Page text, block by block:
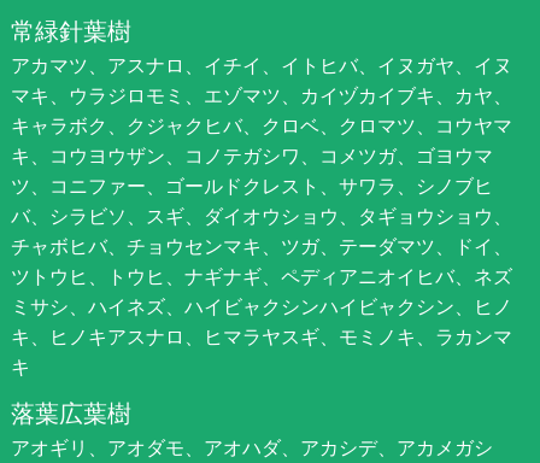
常緑針葉樹
アカマツ、アスナロ、イチイ、イトヒバ、イヌガヤ、イヌ
マキ、ウラジロモミ、エゾマツ、カイヅカイブキ、カヤ、
キャラボク、クジャクヒバ、クロベ、クロマツ、コウヤマ
キ、コウヨウザン、コノテガシワ、コメツガ、ゴヨウマ
ツ、コニファー、ゴールドクレスト、サワラ、シノブヒ
バ、シラビソ、スギ、ダイオウショウ、タギョウショウ、
チャボヒバ、チョウセンマキ、ツガ、テーダマツ、ドイ、
ツトウヒ、トウヒ、ナギナギ、ペディアニオイヒバ、ネズ
ミサシ、ハイネズ、ハイビャクシンハイビャクシン、ヒノ
キ、ヒノキアスナロ、ヒマラヤスギ、モミノキ、ラカンマ
キ
落葉広葉樹
アオギリ、アオダモ、アオハダ、アカシデ、アカメガシ